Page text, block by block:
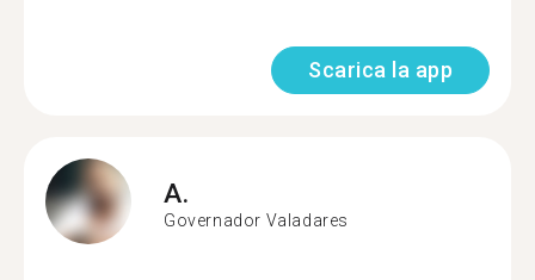
Scarica la app
A.
Governador Valadares